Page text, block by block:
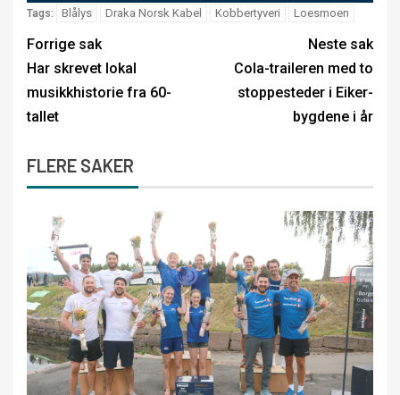
Tags: Blålys Draka Norsk Kabel Kobbertyveri Loesmoen
Forrige sak
Har skrevet lokal
musikkhistorie fra 60-
tallet
Neste sak
Cola-traileren med to
stoppesteder i Eiker-
bygdene i år
FLERE SAKER